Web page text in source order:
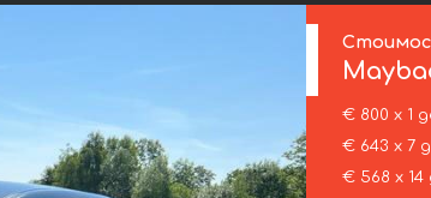
€ 800 х 1
€ 643 х 7
€ 568 х 14